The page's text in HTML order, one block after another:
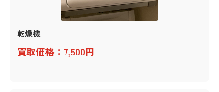
乾燥機
買取価格：7,500円